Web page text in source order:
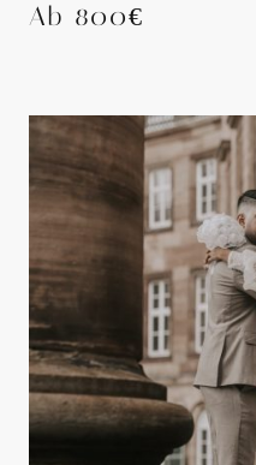
Ab 800€